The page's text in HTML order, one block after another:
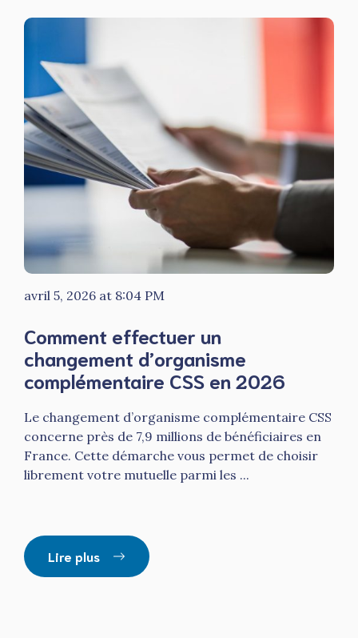
avril 5, 2026 at 8:04 PM
Comment effectuer un
changement d’organisme
complémentaire CSS en 2026
Le changement d’organisme complémentaire CSS
concerne près de 7,9 millions de bénéficiaires en
France. Cette démarche vous permet de choisir
librement votre mutuelle parmi les ...
Lire plus